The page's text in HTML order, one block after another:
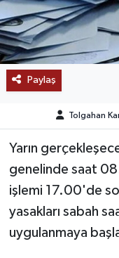
Paylaş
Tolgahan
Yarın
genelinde saat
işlemi 17.00'de
yasakları sabah
uygulanmaya
BÖLGE
KEŞFET
POPÜLER
DÜNYA
TREND
OTOMOTİV